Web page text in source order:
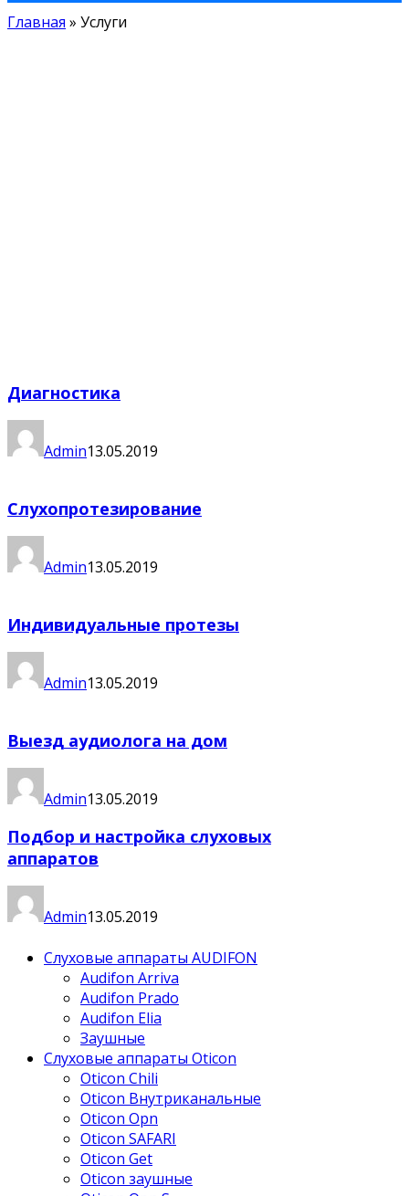
Главная » Услуги
Диагностика
Admin13.05.2019
Слухопротезирование
Admin13.05.2019
Индивидуальные протезы
Admin13.05.2019
Выезд аудиолога на дом
Admin13.05.2019
Подбор и настройка слуховых
аппаратов
Admin13.05.2019
Слуховые аппараты AUDIFON
Audifon Arriva
Audifon Prado
Audifon Elia
Заушные
Слуховые аппараты Oticon
Oticon Chili
Oticon Внутриканальные
Oticon Opn
Oticon SAFARI
Oticon Get
Oticon заушные